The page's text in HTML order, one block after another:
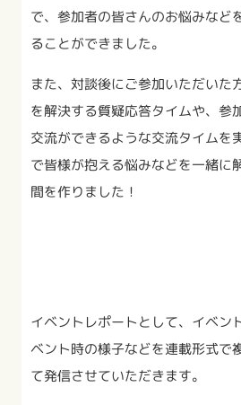
で、参加者の皆さんのお悩みなど
ることができました。
また、対談後にご参加いただいた
を解決する質疑応答タイムや、参
交流ができるような交流タイムを
で皆様が抱える悩みなどを一緒に
間を作りました！
イベントレポートとして、イベン
ベント時の様子などを連載形式で
て発信させていただきます。